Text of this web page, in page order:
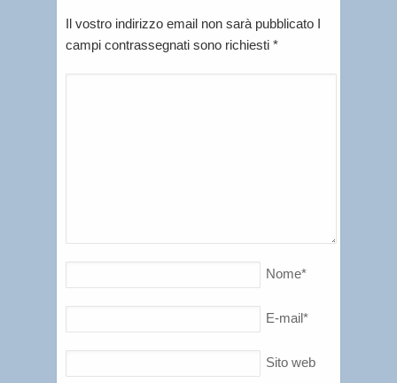
Il vostro indirizzo email non sarà pubblicato I
campi contrassegnati sono richiesti *
Nome*
E-mail*
Sito web